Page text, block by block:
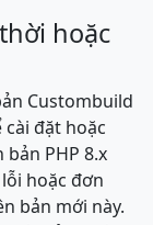
hoặc
Custombuild
đặt hoặc
PHP 8.x
hoặc đơn
bản mới này.